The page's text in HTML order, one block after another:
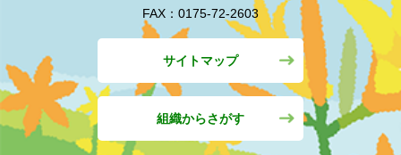
FAX：0175-72-2603
サイトマップ
組織からさがす